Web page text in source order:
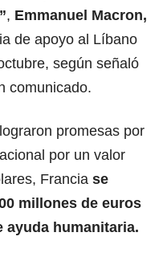
, Emmanuel Macron,
de apoyo al Líbano
según señaló
comunicado.
promesas por
por un valor
Francia se
millones de euros
ayuda humanitaria.